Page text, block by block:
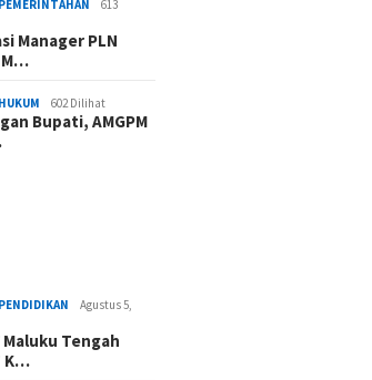
PEMERINTAHAN
613
Manager PLN
M…
HUKUM 602 Dilihat
Bupati, AMGPM
PENDIDIKAN
Agustus 5,
Maluku Tengah
K…